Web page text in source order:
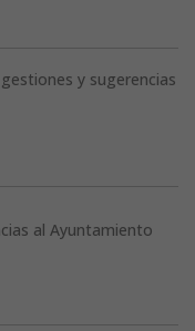
y sugerencias
al Ayuntamiento